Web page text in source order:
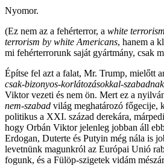
Nyomor.
(Ez nem az a fehérterror, a white
terrorism by white Americans, hanem a
mi fehérterrorunk saját gyártmány, csak
Építse fel azt a falat, Mr. Trump, mielőtt
csak-bizonyos-korlátozásokkal-
Viktor vezeti és nem ön. Mert ez a
nem-szabad világ meghatározó főgecije,
politikus a XXI. század derekára,
hogy Orbán Viktor jelenleg jobban áll
Erdogan, Duterte és Putyin még nála is
levetnünk magunkról az Európai Unió
fogunk, és a Fülöp-szigetek vidám